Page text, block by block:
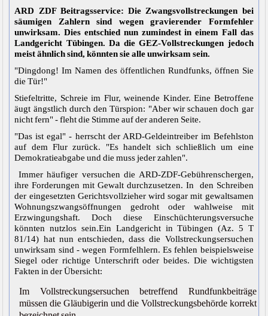
ARD ZDF Beitragsservice:Die Zwangsvollstreckungen bei
säumigen Zahlern sind wegen gravierender Formfehler
unwirksam. Dies entschied nun zumindest in einem Fall das
Landgericht Tübingen. Da die GEZ-Vollstreckungen jedoch
meist ähnlich sind, könnten sie alle unwirksam sein.
"Dingdong! Im Namen des öffentlichen Rundfunks, öffnen Sie
die Tür!"
Stiefeltritte, Schreie im Flur, weinende Kinder. Eine Betroffene
äugt ängstlich durch den Türspion: "Aber wir schauen doch gar
nicht fern" - fleht die Stimme auf der anderen Seite.
"Das ist egal" - herrscht der ARD-Geldeintreiber im Befehlston
auf dem Flur zurück. "Es handelt sich schließlich um eine
Demokratieabgabe und die muss jeder zahlen".
Immer häufiger versuchen die ARD-ZDF-Gebührenschergen,
ihre Forderungen mit Gewalt durchzusetzen. In den Schreiben
der eingesetzten Gerichtsvollzieher wird sogar mit gewaltsamen
Wohnungszwangsöffnungen gedroht oder wahlweise mit
Erzwingungshaft. Doch diese Einschüchterungsversuche
könnten nutzlos sein.Ein Landgericht in Tübingen (Az. 5 T
81/14) hat nun entschieden, dass die Vollstreckungsersuchen
unwirksam sind - wegen Formfelhlern. Es fehlen beispielsweise
Siegel oder richtige Unterschrift oder beides. Die wichtigsten
Fakten in der Übersicht:
Im Vollstreckungsersuchen betreffend Rundfunkbeiträge
müssen die Gläubigerin und die Vollstreckungsbehörde korrekt